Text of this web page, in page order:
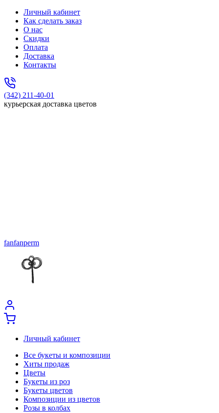
Личный кабинет
Как сделать заказ
О нас
Скидки
Оплата
Доставка
Контакты
(342) 211-40-01
курьерская доставка цветов
fanfanperm
Личный кабинет
Все букеты и композиции
Хиты продаж
Цветы
Букеты из роз
Букеты цветов
Композиции из цветов
Розы в колбах